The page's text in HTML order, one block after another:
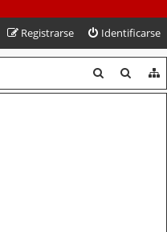
Identificarse
Registrarse
u
u